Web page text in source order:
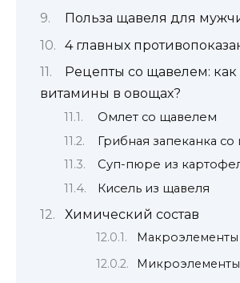
Польза щавеля для
4 главных
Рецепты со щавелем: как
витамины в овощах?
Омлет со щавелем
Грибная запеканка
Суп-пюре из
Кисель из щавеля
Химический состав
Макроэлементы
Микроэлементы